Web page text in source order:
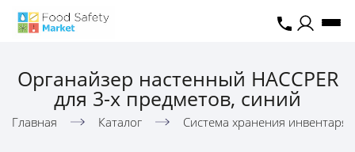
Органайзер настенный HACCPER
для 3-х предметов, синий
Главная Каталог Система хранения